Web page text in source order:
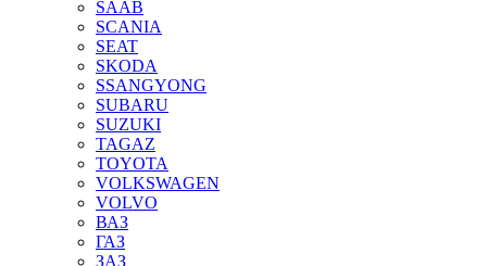
SAAB
SCANIA
SEAT
SKODA
SSANGYONG
SUBARU
SUZUKI
TAGAZ
TOYOTA
VOLKSWAGEN
VOLVO
ВАЗ
ГАЗ
ЗАЗ